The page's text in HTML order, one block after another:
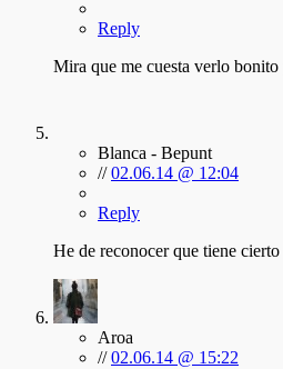
Reply
Mira que me cuesta verlo
Blanca - Bepunt
//02.06.14 @ 12:04
Reply
He de reconocer que tiene
Aroa
//02.06.14 @ 15:22